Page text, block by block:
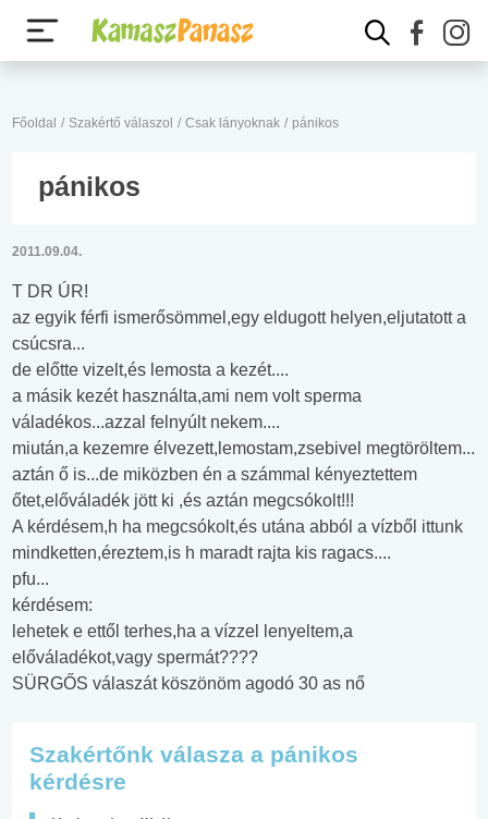
Főoldal / Szakértő válaszol / Csak lányoknak / pánikos
pánikos
2011.09.04.
T DR ÚR!
az egyik férfi ismerősömmel,egy eldugott helyen,eljutatott a
csúcsra...
de előtte vizelt,és lemosta a kezét....
a másik kezét használta,ami nem volt sperma
váladékos...azzal felnyúlt nekem....
miután,a kezemre élvezett,lemostam,zsebivel megtöröltem...
aztán ő is...de miközben én a számmal kényeztettem
őtet,előváladék jött ki ,és aztán megcsókolt!!!
A kérdésem,h ha megcsókolt,és utána abból a vízből ittunk
mindketten,éreztem,is h maradt rajta kis ragacs....
pfu...
kérdésem:
lehetek e ettől terhes,ha a vízzel lenyeltem,a
előváladékot,vagy spermát????
SÜRGŐS válaszát köszönöm agodó 30 as nő
Szakértőnk válasza a pánikos
kérdésre